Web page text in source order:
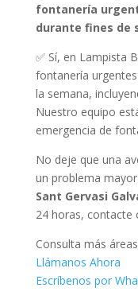
fontanería
durante fines de
✅ Sí, en Lampista
fontanería
la semana,
Nuestro equipo
emergencia de
No deje que una
un problema
Sant Gervasi
24 horas, contacte
Consulta más
Llámanos Ahora
Escríbenos por